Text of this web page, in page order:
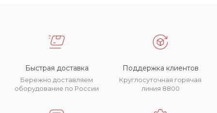
Быстрая доставка
Бережно доставляем
оборудование по России
Поддержка клиентов
Круглосуточная горячая
линия 8800